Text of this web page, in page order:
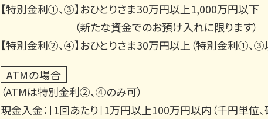
【特別金利①、③】おひとりさま30万円以上1,000万円以下
（新たな資金でのお預け入れに限ります）
【特別金利②、④】おひとりさま30万円以上（特別金利①、③
ATMの場合
（ATMは特別金利②、④のみ可）
現金入金： ［1回あたり］1万円以上100万円以内（千円単位